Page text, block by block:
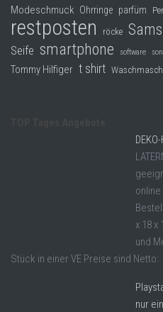
Modeschmuck Ohrringe parfüm
restposten röcke
Seife smartphone software
Tommy Hilfiger t shirt
x 18 x
und
Stück in einer VE Preise sind Netto:
nur